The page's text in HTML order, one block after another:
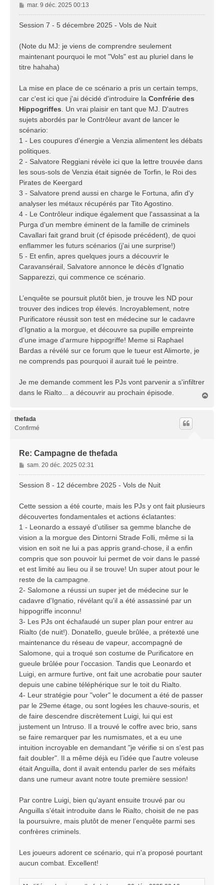
M
e
g
e
mar. 9 déc. 2025 00:13
Session 7 - 5 décembre 2025 - Vols de Nuit
(Note du MJ: je viens de comprendre seulement
maintenant pourquoi le mot "Vols" est au pluriel dans le
titre hahaha)
La mise en place de ce scénario a pris un certain temps,
car c'est ici que j'ai décidé d'introduire la Confrérie des
Hippogriffes . Un vrai plaisir en tant que MJ. D'autres
sujets abordés par le Contrôleur avant de lancer le
scénario:
1 - Les coupures d'énergie a Venzia alimentent les débats
politiques.
2 - Salvatore Reggiani révèle ici que la lettre trouvée dans
les sous-sols de Venzia était signée de Torfin, le Roi des
Pirates de Keergard
3 - Salvatore prend aussi en charge le Fortuna, afin d'y
analyser les métaux récupérés par Tito Agostino.
4 - Le Contrôleur indique également que l'assassinat a la
Purga d'un membre éminent de la famille de criminels
Cavallari fait grand bruit (cf épisode précédent), de quoi
enflammer les futurs scénarios (j'ai une surprise!)
5 - Et enfin, apres quelques jours a découvrir le
Caravansérail, Salvatore annonce le décès d'Ignatio
Sapparezzi, qui commence ce scénario.
L’enquête se poursuit plutôt bien, je trouve les ND pour
trouver des indices trop élevés. Incroyablement, notre
Purificatore réussit son test en médecine sur le cadavre
d'Ignatio a la morgue, et découvre sa pupille empreinte
d'une image d'armure hippogriffe! Meme si Raphael
Bardas a révélé sur ce forum que le tueur est Alimorte, je
ne comprends pas pourquoi il aurait tué le peintre.
Je me demande comment les PJs vont parvenir a s'infiltrer
dans le Rialto... a découvrir au prochain épisode.
thefada
Confirmé
Re: Campagne de thefada
M
e
s
g
e
sam. 20 déc. 2025 02:31
Session 8 - 12 décembre 2025 - Vols de Nuit
Cette session a été courte, mais les PJs y ont fait plusieurs
découvertes fondamentales et actions éclatantes:
1 - Leonardo a essayé d'utiliser sa gemme blanche de
vision a la morgue des Dintorni Strade Folli, même si la
vision en soit ne lui a pas appris grand-chose, il a enfin
compris que son pouvoir lui permet de voir dans le passé
et est limité au lieu ou il se trouve! Un super atout pour le
reste de la campagne.
2- Salomone a réussi un super jet de médecine sur le
cadavre d'Ignatio, révélant qu'il a été assassiné par un
hippogriffe inconnu!
3- Les PJs ont échafaudé un super plan pour entrer au
Rialto (de nuit!). Donatello, gueule brûlée, a prétexté une
maintenance du réseau de vapeur, accompagné de
Salomone, qui a troqué son costume de Purificatore en
gueule brûlée pour l'occasion. Tandis que Leonardo et
Luigi, en armure furtive, ont fait une acrobatie pour sauter
depuis une cabine téléphérique sur le toit du Rialto.
4- Leur stratégie pour "voler" le document a été de passer
par le 29eme étage, ou sont logées les chauve-souris, et
de faire descendre discrètement Luigi, lui qui est
justement un Intruso. Il a trouvé le coffre avec brio, sans
se faire remarquer par les numismates, et a eu une
intuition incroyable en demandant "je vérifie si on s'est pas
fait doubler". Il a même déjà eu l’idée que l'autre voleuse
était Anguilla, dont il avait entendu parler de ses méfaits
dans une rumeur avant notre toute première session!
Par contre Luigi, bien qu'ayant ensuite trouvé par ou
Anguilla s'était introduite dans le Rialto, choisit de ne pas
la poursuivre, mais plutôt de mener l’enquête parmi ses
confrères criminels.
Les joueurs adorent ce scénario, qui n'a proposé pourtant
aucun combat. Excellent!